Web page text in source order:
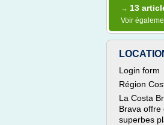
→ 13
Voir
Login form
Région
La Costa
Brava offre
superbes